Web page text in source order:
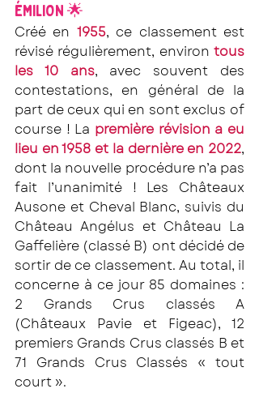
ÉMILION 🌟
Créé en 1955, ce classement est
révisé régulièrement, environ tous
les 10 ans, avec souvent des
contestations, en général de la
part de ceux qui en sont exclus of
course ! La première révision a eu
lieu en 1958 et la dernière en 2022,
dont la nouvelle procédure n’a pas
fait l’unanimité ! Les Châteaux
Ausone et Cheval Blanc, suivis du
Château Angélus et Château La
Gaffelière (classé B) ont décidé de
sortir de ce classement. Au total, il
concerne à ce jour 85 domaines :
2 Grands Crus classés A
(Châteaux Pavie et Figeac), 12
premiers Grands Crus classés B et
71 Grands Crus Classés « tout
court ».